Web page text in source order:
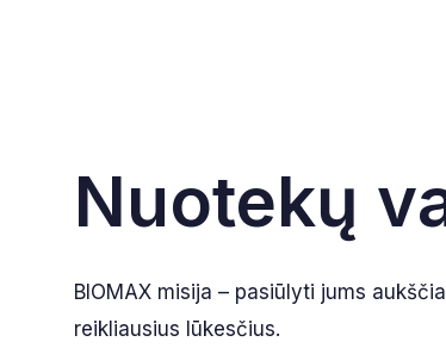
Nuotekų
BIOMAX misija – pasiūlyti jums
reikliausius lūkesčius.